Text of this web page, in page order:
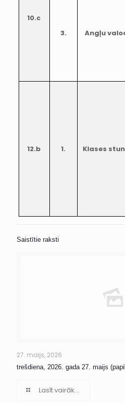
10.c
3.
Angļu
12.b 1. Klases
Saistītie raksti
27. maijs, 2026
trešdiena, 2026. gada 27. maijs
Lasīt vairāk...